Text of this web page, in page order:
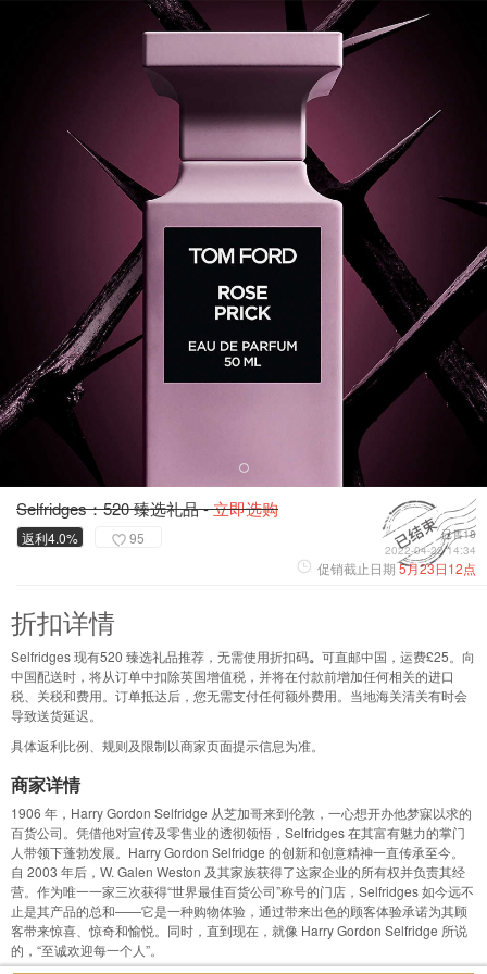
Selfridges：520 臻选礼品 -立即选购
返利4.0% 95
已售18
2022-04-22 14:34
促销截止日期5月23日12点
折扣详情
Selfridges 现有520 臻选礼品推荐，无需使用折扣码。 可直邮中国，运费£25。向
中国配送时，将从订单中扣除英国增值税，并将在付款前增加任何相关的进口
税、关税和费用。订单抵达后，您无需支付任何额外费用。当地海关清关有时会
导致送货延迟。
具体返利比例、规则及限制以商家页面提示信息为准。
商家详情
1906 年，Harry Gordon Selfridge 从芝加哥来到伦敦，一心想开办他梦寐以求的
百货公司。凭借他对宣传及零售业的透彻领悟，Selfridges 在其富有魅力的掌门
人带领下蓬勃发展。Harry Gordon Selfridge 的创新和创意精神一直传承至今。
自 2003 年后，W. Galen Weston 及其家族获得了这家企业的所有权并负责其经
营。作为唯一一家三次获得“世界最佳百货公司”称号的门店，Selfridges 如今远不
止是其产品的总和——它是一种购物体验，通过带来出色的顾客体验承诺为其顾
客带来惊喜、惊奇和愉悦。同时，直到现在，就像 Harry Gordon Selfridge 所说
的，“至诚欢迎每一个人”。